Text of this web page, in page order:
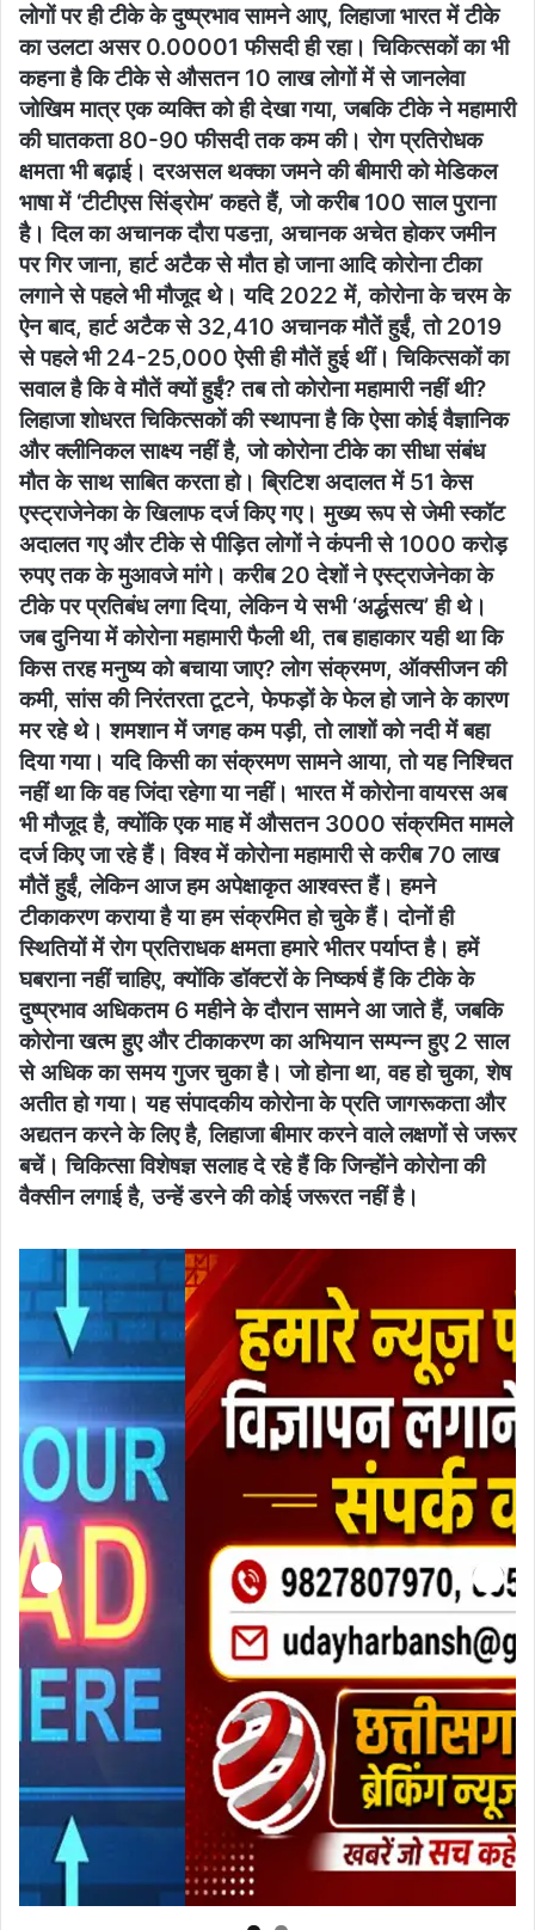
लोगों पर ही टीके के दुष्प्रभाव सामने आए, लिहाजा भारत में टीके
का उलटा असर 0.00001 फीसदी ही रहा। चिकित्सकों का भी
कहना है कि टीके से औसतन 10 लाख लोगों में से जानलेवा
जोखिम मात्र एक व्यक्ति को ही देखा गया, जबकि टीके ने महामारी
की घातकता 80-90 फीसदी तक कम की। रोग प्रतिरोधक
क्षमता भी बढ़ाई। दरअसल थक्का जमने की बीमारी को मेडिकल
भाषा में ‘टीटीएस सिंड्रोम’ कहते हैं, जो करीब 100 साल पुराना
है। दिल का अचानक दौरा पडऩा, अचानक अचेत होकर जमीन
पर गिर जाना, हार्ट अटैक से मौत हो जाना आदि कोरोना टीका
लगाने से पहले भी मौजूद थे। यदि 2022 में, कोरोना के चरम के
ऐन बाद, हार्ट अटैक से 32,410 अचानक मौतें हुईं, तो 2019
से पहले भी 24-25,000 ऐसी ही मौतें हुई थीं। चिकित्सकों का
सवाल है कि वे मौतें क्यों हुईं? तब तो कोरोना महामारी नहीं थी?
लिहाजा शोधरत चिकित्सकों की स्थापना है कि ऐसा कोई वैज्ञानिक
और क्लीनिकल साक्ष्य नहीं है, जो कोरोना टीके का सीधा संबंध
मौत के साथ साबित करता हो। ब्रिटिश अदालत में 51 केस
एस्ट्राजेनेका के खिलाफ दर्ज किए गए। मुख्य रूप से जेमी स्कॉट
अदालत गए और टीके से पीड़ित लोगों ने कंपनी से 1000 करोड़
रुपए तक के मुआवजे मांगे। करीब 20 देशों ने एस्ट्राजेनेका के
टीके पर प्रतिबंध लगा दिया, लेकिन ये सभी ‘अर्द्धसत्य’ ही थे।
जब दुनिया में कोरोना महामारी फैली थी, तब हाहाकार यही था कि
किस तरह मनुष्य को बचाया जाए? लोग संक्रमण, ऑक्सीजन की
कमी, सांस की निरंतरता टूटने, फेफड़ों के फेल हो जाने के कारण
मर रहे थे। शमशान में जगह कम पड़ी, तो लाशों को नदी में बहा
दिया गया। यदि किसी का संक्रमण सामने आया, तो यह निश्चित
नहीं था कि वह जिंदा रहेगा या नहीं। भारत में कोरोना वायरस अब
भी मौजूद है, क्योंकि एक माह में औसतन 3000 संक्रमित मामले
दर्ज किए जा रहे हैं। विश्व में कोरोना महामारी से करीब 70 लाख
मौतें हुईं, लेकिन आज हम अपेक्षाकृत आश्वस्त हैं। हमने
टीकाकरण कराया है या हम संक्रमित हो चुके हैं। दोनों ही
स्थितियों में रोग प्रतिराधक क्षमता हमारे भीतर पर्याप्त है। हमें
घबराना नहीं चाहिए, क्योंकि डॉक्टरों के निष्कर्ष हैं कि टीके के
दुष्प्रभाव अधिकतम 6 महीने के दौरान सामने आ जाते हैं, जबकि
कोरोना खत्म हुए और टीकाकरण का अभियान सम्पन्न हुए 2 साल
से अधिक का समय गुजर चुका है। जो होना था, वह हो चुका, शेष
अतीत हो गया। यह संपादकीय कोरोना के प्रति जागरूकता और
अद्यतन करने के लिए है, लिहाजा बीमार करने वाले लक्षणों से जरूर
बचें। चिकित्सा विशेषज्ञ सलाह दे रहे हैं कि जिन्होंने कोरोना की
वैक्सीन लगाई है, उन्हें डरने की कोई जरूरत नहीं है।